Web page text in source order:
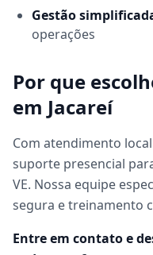
Gestão
operações
Por que
em Jacareí
Com atendimento
suporte presencial
VE. Nossa equipe
segura e treinamento
Entre em contato e